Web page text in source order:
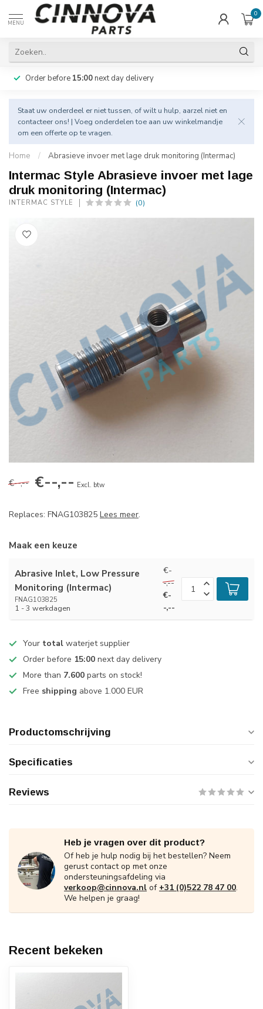
MENU
0
Order before 15:00next day delivery
Staat uw onderdeel er niet tussen, of wilt u hulp, aarzel niet en
contacteer ons! | Voeg onderdelen toe aan uw winkelmandje
om een offerte op te vragen.
Home / Abrasieve invoer met lage druk monitoring (Intermac)
Intermac Style Abrasieve invoer met lage
druk monitoring (Intermac)
INTERMAC STYLE (0)
€--,-- €--,-- Excl. btw
Replaces: FNAG103825 Lees meer.
Maak een keuze
Abrasive Inlet, Low Pressure
Monitoring (Intermac)
FNAG103825
1 - 3 werkdagen
€-
-,--
€-
-,--
Your total waterjet supplier
Order before 15:00 next day delivery
More than 7.600 parts on stock!
Free shipping above 1.000 EUR
Productomschrijving
Specificaties
Reviews
Heb je vragen over dit product?
Of heb je hulp nodig bij het bestellen? Neem
gerust contact op met onze
ondersteuningsafdeling via
verkoop@cinnova.nl of +31 (0)522 78 47 00.
We helpen je graag!
Recent bekeken